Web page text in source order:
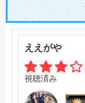
ええがや
視聴済み